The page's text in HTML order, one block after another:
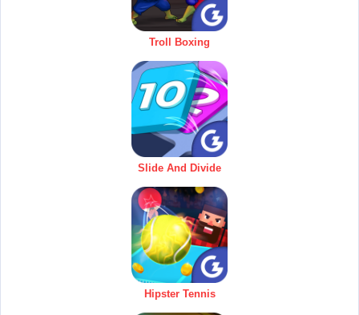
Troll Boxing
Slide And Divide
Hipster Tennis